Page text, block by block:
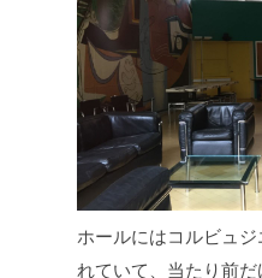
ホールにはコルビュ
れていて、当たり前だ